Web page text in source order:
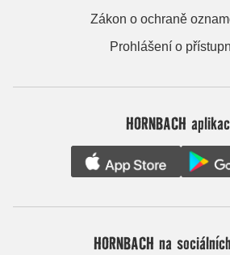
Zákon o ochraně
Prohlášení o
HORNBACH
HORNBACH na